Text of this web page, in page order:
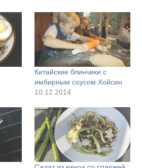
Китайские блинчики с
имбирным соусом Хойсин
10.12.2014